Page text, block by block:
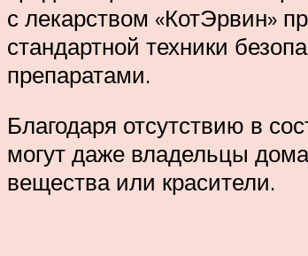
с лекарством «КотЭрвин»
стандартной техники
препаратами.
Благодаря отсутствию в
могут даже владельцы
вещества или красители.